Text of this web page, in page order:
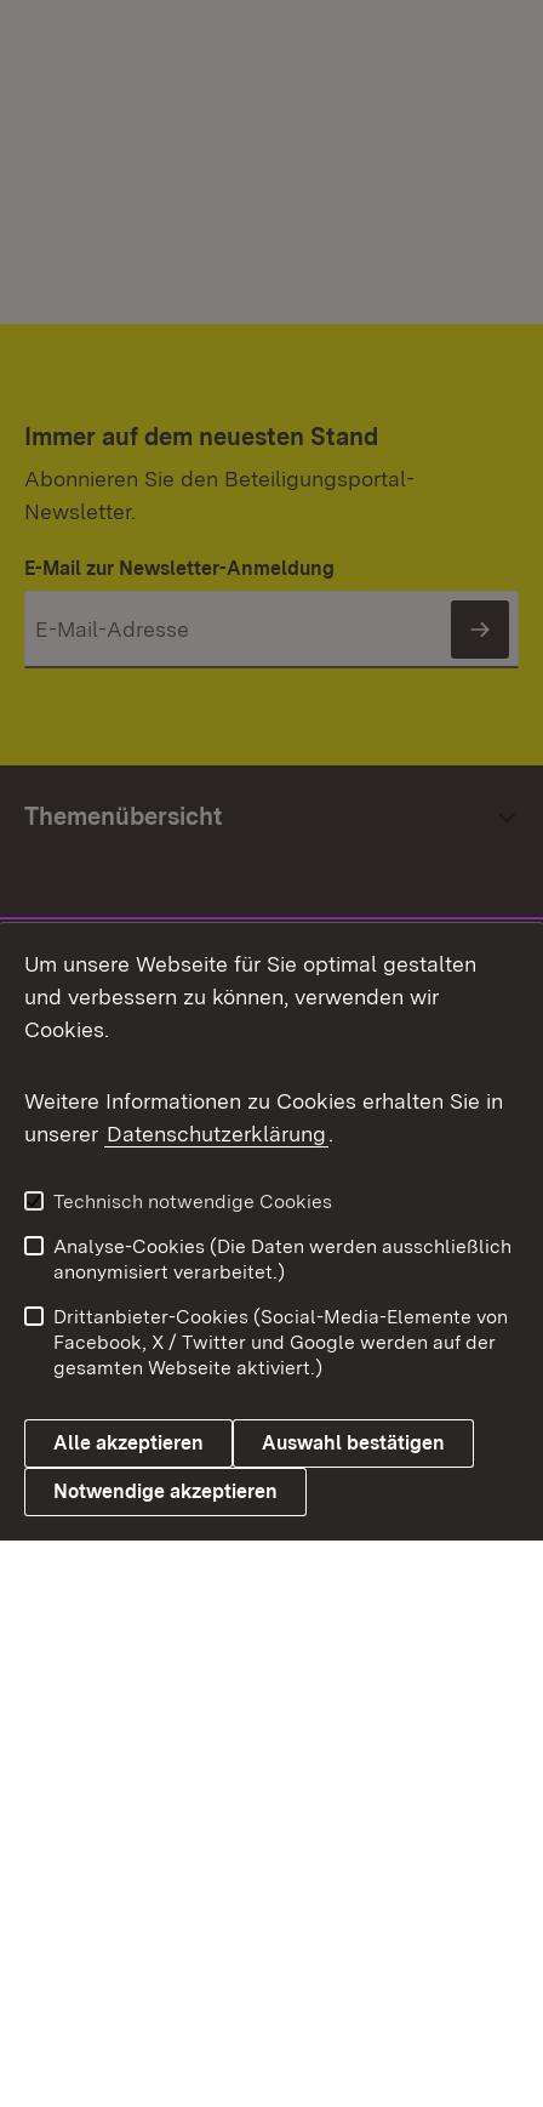
Immer auf dem neuesten Stand
Abonnieren Sie den Beteiligungsportal-
Newsletter.
E-Mail zur Newsletter-Anmeldung
Themenübersicht
Facebook
X / Twitter
Youtube
Link zum Landesportal
Impressum
Kontakt
Barrierefreiheit
Datenschutz
Cookies
Um unsere Webseite für Sie optimal gestalten
und verbessern zu können, verwenden wir
Cookies.
Weitere Informationen zu Cookies erhalten Sie in
unserer Datenschutzerklärung.
Technisch notwendige Cookies
Analyse-Cookies (Die Daten werden ausschließlich
anonymisiert verarbeitet.)
Drittanbieter-Cookies (Social-Media-Elemente von
Facebook, X / Twitter und Google werden auf der
gesamten Webseite aktiviert.)
Alle akzeptieren Auswahl bestätigen
Notwendige akzeptieren